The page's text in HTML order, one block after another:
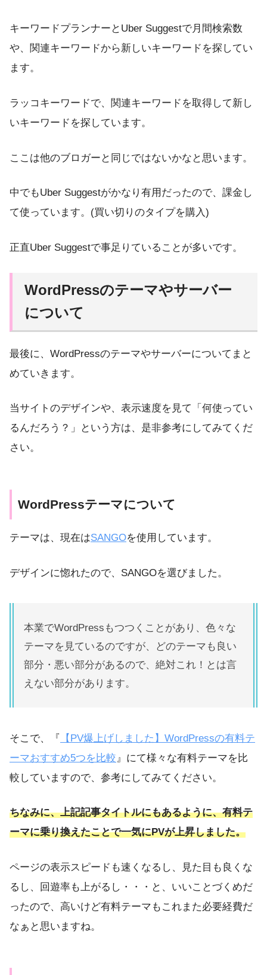
キーワードプランナーとUber Suggestで月間検索数
や、関連キーワードから新しいキーワードを探してい
ます。
ラッコキーワードで、関連キーワードを取得して新し
いキーワードを探しています。
ここは他のブロガーと同じではないかなと思います。
中でもUber Suggestがかなり有用だったので、課金し
て使っています。(買い切りのタイプを購入)
正直Uber Suggestで事足りていることが多いです。
WordPressのテーマやサーバー
について
最後に、WordPressのテーマやサーバーについてまと
めていきます。
当サイトのデザインや、表示速度を見て「何使ってい
るんだろう？」という方は、是非参考にしてみてくだ
さい。
WordPressテーマについて
テーマは、現在はSANGOを使用しています。
デザインに惚れたので、SANGOを選びました。
本業でWordPressもつつくことがあり、色々な
テーマを見ているのですが、どのテーマも良い
部分・悪い部分があるので、絶対これ！とは言
えない部分があります。
そこで、『
【PV爆上げしました】WordPressの有料テ
ーマおすすめ5つを比較 』にて様々な有料テーマを比
較していますので、参考にしてみてください。
ちなみに、上記記事タイトルにもあるように、有料テ
ーマに乗り換えたことで一気にPVが上昇しました。
ページの表示スピードも速くなるし、見た目も良くな
るし、回遊率も上がるし・・・と、いいことづくめだ
ったので、高いけど有料テーマもこれまた必要経費だ
なぁと思いますね。